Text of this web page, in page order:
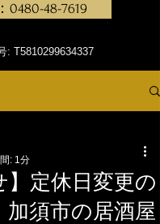
0480-48-7619
: T5810299634337
】定休日変更の
加須市の居酒屋
: 1分